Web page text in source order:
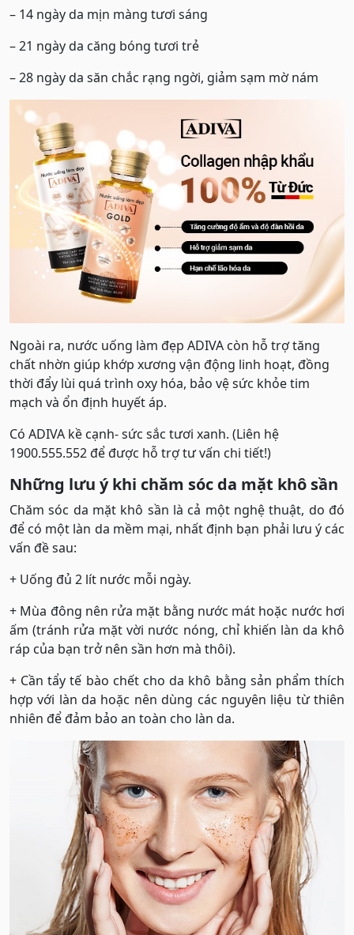
– 14 ngày da mịn màng tươi sáng
– 21 ngày da căng bóng tươi trẻ
– 28 ngày da săn chắc rạng ngời, giảm sạm mờ nám
Ngoài ra, nước uống làm đẹp ADIVA còn hỗ trợ tăng
chất nhờn giúp khớp xương vận động linh hoạt, đồng
thời đẩy lùi quá trình oxy hóa, bảo vệ sức khỏe tim
mạch và ổn định huyết áp.
Có ADIVA kề cạnh- sức sắc tươi xanh. (Liên hệ
1900.555.552 để được hỗ trợ tư vấn chi tiết!)
Những lưu ý khi chăm sóc da mặt khô sần
Chăm sóc da mặt khô sần là cả một nghệ thuật, do đó
để có một làn da mềm mại, nhất định bạn phải lưu ý các
vấn đề sau:
+ Uống đủ 2 lít nước mỗi ngày.
+ Mùa đông nên rửa mặt bằng nước mát hoặc nước hơi
ấm (tránh rửa mặt vời nước nóng, chỉ khiến làn da khô
ráp của bạn trở nên sần hơn mà thôi).
+ Cần tẩy tế bào chết cho da khô bằng sản phẩm thích
hợp với làn da hoặc nên dùng các nguyên liệu từ thiên
nhiên để đảm bảo an toàn cho làn da.